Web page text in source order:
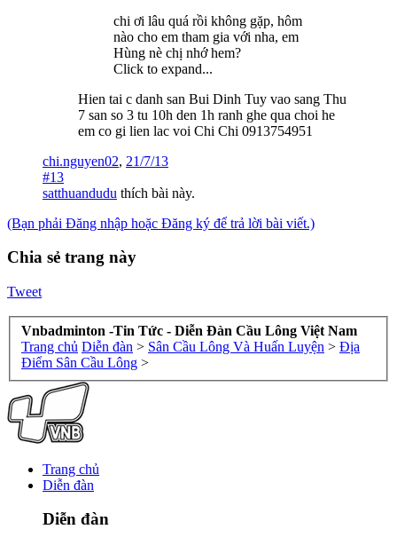
chi ơi lâu quá rồi không gặp, hôm
nào cho em tham gia với nha, em
Hùng nè chị nhớ hem?
Click to expand...
Hien tai c danh san Bui Dinh Tuy vao sang Thu
7 san so 3 tu 10h den 1h ranh ghe qua choi he
em co gi lien lac voi Chi Chi 0913754951
chi.nguyen02, 21/7/13
#13
satthuandudu thích bài này.
(Bạn phải Đăng nhập hoặc Đăng ký để trả lời bài viết.)
Chia sẻ trang này
Tweet
Vnbadminton -Tin Tức - Diễn Đàn Cầu Lông Việt Nam
Trang chủ Diễn đàn > Sân Cầu Lông Và Huấn Luyện > Địa
Điểm Sân Cầu Lông >
Trang chủ
Diễn đàn
Diễn đàn